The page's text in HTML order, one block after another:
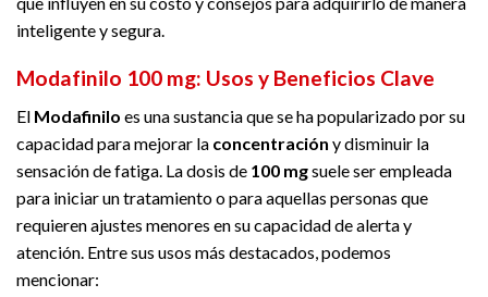
inteligente y segura.
Modafinilo 100 mg: Usos y Beneficios Clave
El Modafinilo es una sustancia que se ha popularizado por su
capacidad para mejorar la concentración y disminuir la
sensación de fatiga. La dosis de 100 mgsuele ser empleada
para iniciar un tratamiento o para aquellas personas que
requieren ajustes menores en su capacidad de alerta y
atención. Entre sus usos más destacados, podemos
mencionar: